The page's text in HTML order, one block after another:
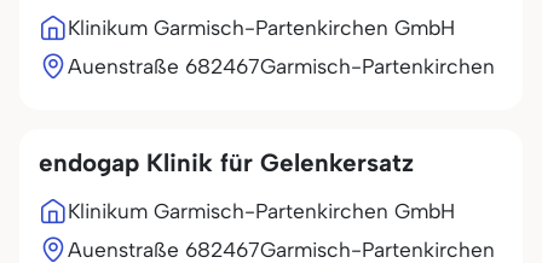
Klinikum Garmisch-Partenkirchen GmbH
Auenstraße 682467Garmisch-Partenkirchen
endogap Klinik für Gelenkersatz
Klinikum Garmisch-Partenkirchen GmbH
Auenstraße 682467Garmisch-Partenkirchen